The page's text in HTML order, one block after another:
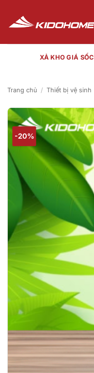
nội
dung
XẢ KHO GIÁ SỐC
Trang chủ / Thiết bị vệ sinh
-20%